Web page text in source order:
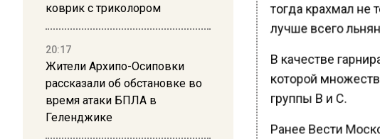
коврик с триколором
20:17
Жители Архипо-Осиповки
рассказали об обстановке во
время атаки БПЛА в
Геленджике
тогда крахмал не
лучше всего
В качестве
которой
группы В и С.
Ранее Вести